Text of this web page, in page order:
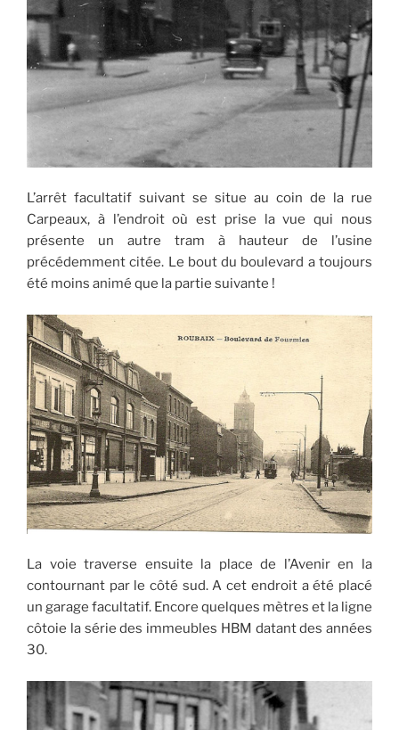
L’arrêt facultatif suivant se situe au coin de la rue
Carpeaux, à l’endroit où est prise la vue qui nous
présente un autre tram à hauteur de l’usine
précédemment citée. Le bout du boulevard a toujours
été moins animé que la partie suivante !
La voie traverse ensuite la place de l’Avenir en la
contournant par le côté sud. A cet endroit a été placé
un garage facultatif. Encore quelques mètres et la ligne
côtoie la série des immeubles HBM datant des années
30.